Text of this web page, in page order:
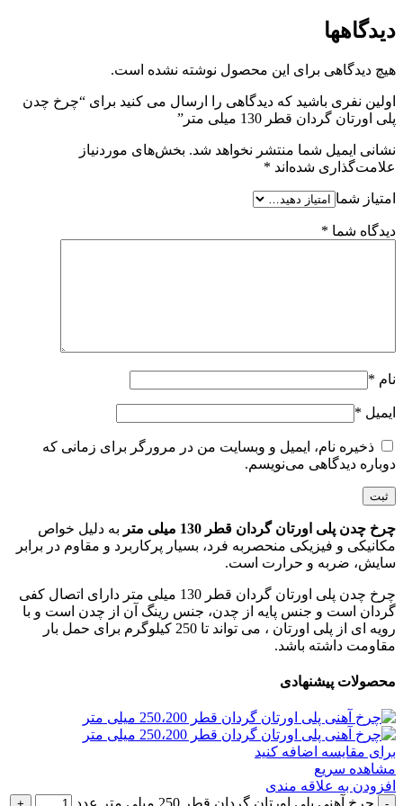
دیدگاهها
هیچ دیدگاهی برای این محصول نوشته نشده است.
اولین نفری باشید که دیدگاهی را ارسال می کنید برای “چرخ چدن
پلی اورتان گردان قطر 130 میلی متر”
نشانی ایمیل شما منتشر نخواهد شد. بخش‌های موردنیاز
علامت‌گذاری شده‌اند *
امتیاز شما
دیدگاه شما *
نام *
ایمیل *
ذخیره نام، ایمیل و وبسایت من در مرورگر برای زمانی که
دوباره دیدگاهی می‌نویسم.
چرخ چدن پلی اورتان گردان قطر 130 میلی متر
به دلیل خواص
مکانیکی و فیزیکی منحصربه فرد، بسیار پرکاربرد و مقاوم در برابر
سایش، ضربه و حرارت است.
چرخ چدن پلی اورتان گردان قطر 130 میلی متر دارای اتصال کفی
گردان است و جنس پایه از چدن، جنس رینگ آن از چدن است و با
رویه ای از پلی اورتان ، می تواند تا 250 کیلوگرم برای حمل بار
مقاومت داشته باشد.
محصولات پیشنهادی
برای مقایسه اضافه کنید
مشاهده سریع
افزودن به علاقه مندی